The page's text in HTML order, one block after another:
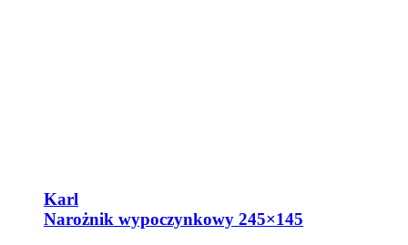
Karl
Narożnik wypoczynkowy 245×145